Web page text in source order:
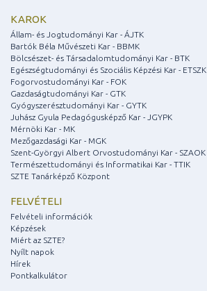
KAROK
Állam- és Jogtudományi Kar - ÁJTK
Bartók Béla Művészeti Kar - BBMK
Bölcsészet- és Társadalomtudományi Kar - BTK
Egészségtudományi és Szociális Képzési Kar - ETSZK
Fogorvostudományi Kar - FOK
Gazdaságtudományi Kar - GTK
Gyógyszerésztudományi Kar - GYTK
Juhász Gyula Pedagógusképző Kar - JGYPK
Mérnöki Kar - MK
Mezőgazdasági Kar - MGK
Szent-Györgyi Albert Orvostudományi Kar - SZAOK
Természettudományi és Informatikai Kar - TTIK
SZTE Tanárképző Központ
FELVÉTELI
Felvételi információk
Képzések
Miért az SZTE?
Nyílt napok
Hírek
Pontkalkulátor